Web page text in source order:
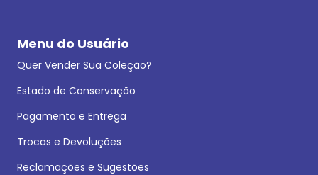
Menu do Usuário
Quer Vender Sua Coleção?
Estado de Conservação
Pagamento e Entrega
Trocas e Devoluções
Reclamações e Sugestões